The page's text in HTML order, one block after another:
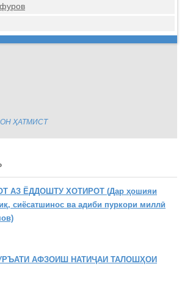
ҲАТМИСТ
АЗ ЁДДОШТУ ХОТИРОТ (Дар ҳошияи
сиёсатшинос ва адиби пуркори миллӣ
АФЗОИШ НАТИҶАИ ТАЛОШҲОИ